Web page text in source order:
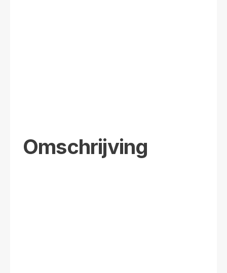
Omschrijving